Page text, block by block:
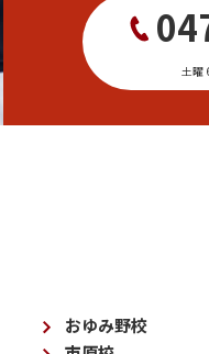
土曜
おゆみ野校